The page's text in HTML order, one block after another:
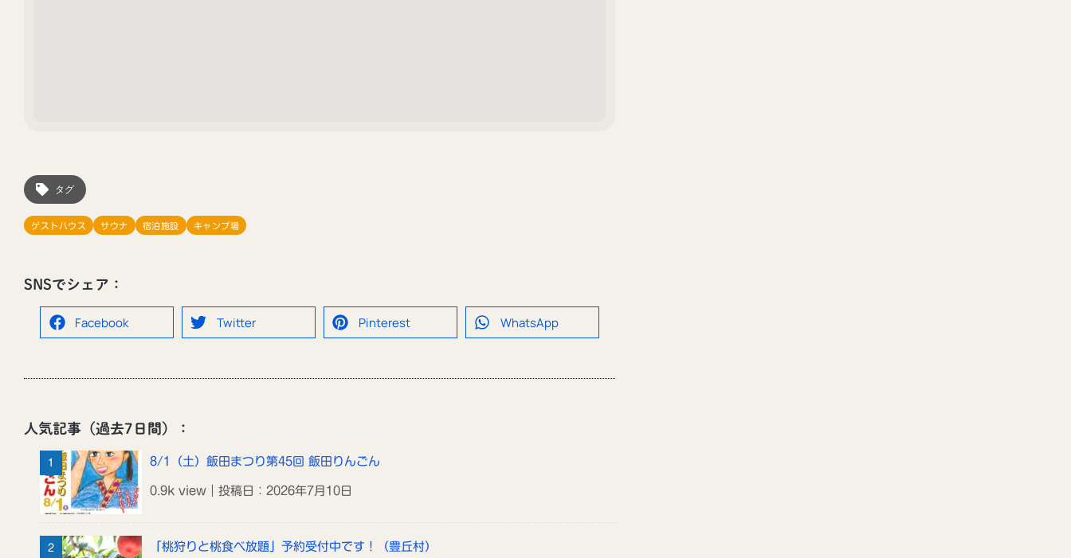
タグ
ゲストハウス サウナ 宿泊施設 キャンプ場
SNSでシェア：
Facebook Twitter Pinterest WhatsApp
人気記事（過去7日間）：
8/1（土）飯田まつり第45回 飯田りんごん
0.9k view｜投稿日：2026年7月10日
「桃狩りと桃食べ放題」予約受付中です！（豊丘村）